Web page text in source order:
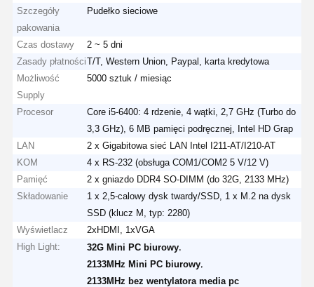
Szczegóły
pakowania
Pudełko sieciowe
Czas dostawy
2 ~ 5 dni
Zasady płatnościT/T, Western Union, Paypal, karta kredytowa
Możliwość
Supply
5000 sztuk / miesiąc
Procesor
Core i5-6400: 4 rdzenie, 4 wątki, 2,7 GHz (Turbo do
3,3 GHz), 6 MB pamięci podręcznej, Intel HD Grap
LAN
2 x Gigabitowa sieć LAN Intel I211-AT/I210-AT
KOM
4 x RS-232 (obsługa COM1/COM2 5 V/12 V)
Pamięć
2 x gniazdo DDR4 SO-DIMM (do 32G, 2133 MHz)
Składowanie
1 x 2,5-calowy dysk twardy/SSD, 1 x M.2 na dysk
SSD (klucz M, typ: 2280)
Wyświetlacz
2xHDMI, 1xVGA
High Light:
32G Mini PC biurowy
2133MHz Mini PC biurowy
2133MHz bez wentylatora media pc